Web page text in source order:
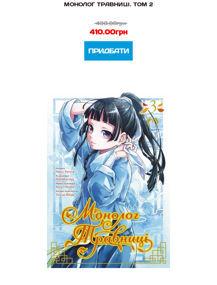
МОНОЛОГ ТРАВНИЦІ. ТОМ 2
430.00грн
410.00грн
ПРИДБАТИ